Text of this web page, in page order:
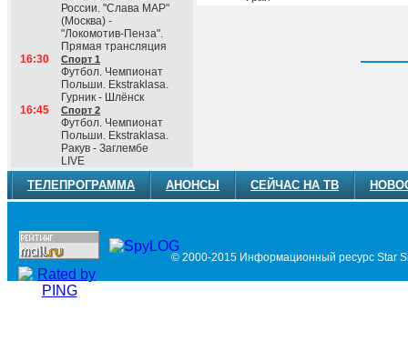
России. "Слава МАР"
(Москва) -
"Локомотив-Пенза".
Прямая трансляция
16:30
Спорт 1
Футбол. Чемпионат
Польши. Ekstraklasa.
Гурник - Шлёнск
16:45
Спорт 2
Футбол. Чемпионат
Польши. Ekstraklasa.
Ракув - Заглембе
LIVE
ТЕЛЕПРОГРАММА АНОНСЫ СЕЙЧАС НА ТВ
© 2000-2015 Информационный ресурс Star